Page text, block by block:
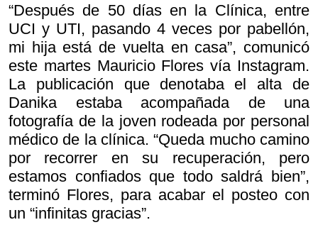
“Después de 50 días en la Clínica, entre
UCI y UTI, pasando 4 veces por pabellón,
mi hija está de vuelta en casa”, comunicó
este martes Mauricio Flores vía Instagram.
La publicación que denotaba el alta de
Danika estaba acompañada de una
fotografía de la joven rodeada por personal
médico de la clínica. “Queda mucho camino
por recorrer en su recuperación, pero
estamos confiados que todo saldrá bien”,
terminó Flores, para acabar el posteo con
un “infinitas gracias”.